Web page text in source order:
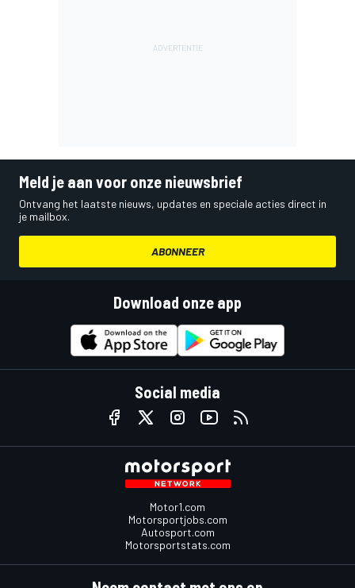
Meld je aan voor onze nieuwsbrief
Ontvang het laatste nieuws, updates en speciale acties direct in
je mailbox.
ABONNEER
Download onze app
Social media
Motor1.com
Motorsportjobs.com
Autosport.com
Motorsportstats.com